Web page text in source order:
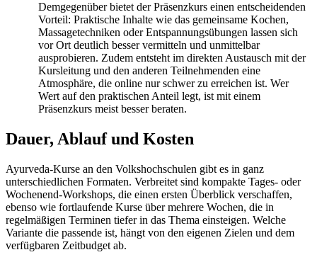
Demgegenüber bietet der Präsenzkurs einen entscheidenden
Vorteil: Praktische Inhalte wie das gemeinsame Kochen,
Massagetechniken oder Entspannungsübungen lassen sich
vor Ort deutlich besser vermitteln und unmittelbar
ausprobieren. Zudem entsteht im direkten Austausch mit der
Kursleitung und den anderen Teilnehmenden eine
Atmosphäre, die online nur schwer zu erreichen ist. Wer
Wert auf den praktischen Anteil legt, ist mit einem
Präsenzkurs meist besser beraten.
Dauer, Ablauf und Kosten
Ayurveda-Kurse an den Volkshochschulen gibt es in ganz
unterschiedlichen Formaten. Verbreitet sind kompakte Tages- oder
Wochenend-Workshops, die einen ersten Überblick verschaffen,
ebenso wie fortlaufende Kurse über mehrere Wochen, die in
regelmäßigen Terminen tiefer in das Thema einsteigen. Welche
Variante die passende ist, hängt von den eigenen Zielen und dem
verfügbaren Zeitbudget ab.